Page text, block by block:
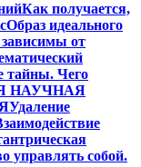
Как получается,
Образ идеального
от
тайны. Чего
НАУЧНАЯ
Удаление
управлять собой.